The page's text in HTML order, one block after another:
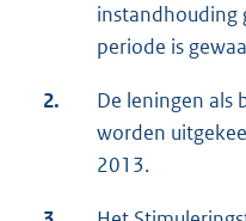
instandhouding
periode is
2.
De leningen als
worden
2013.